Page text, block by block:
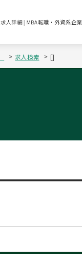
人詳細 | MBA転職・外資系企
求人検索 []